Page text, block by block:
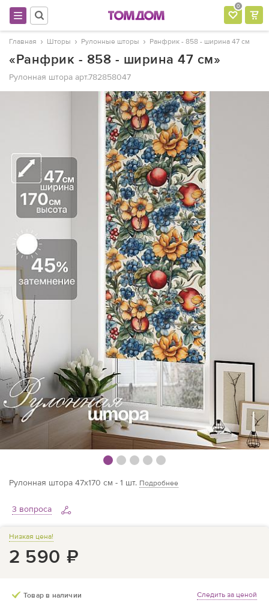
0
Главная Шторы Рулонные шторы Ранфрик - 858 - ширина 47 см
«Ранфрик - 858 - ширина 47 см»
Рулонная штора арт.782858047
Рулонная штора 47х170 см - 1 шт. Подробнее
3 вопроса
Низкая цена!
2 590 ₽
Товар в наличии
Следить за ценой